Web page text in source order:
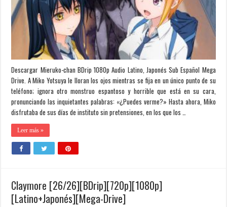
Descargar Mieruko-chan BDrip 1080p Audio Latino, Japonés Sub Español Mega
Drive. A Miko Yotsuya le lloran los ojos mientras se fija en un único punto de su
teléfono; ignora otro monstruo espantoso y horrible que está en su cara,
pronunciando las inquietantes palabras: «¿Puedes verme?» Hasta ahora, Miko
disfrutaba de sus días de instituto sin pretensiones, en los que los …
Leer más »
Claymore [26/26][BDrip][720p][1080p]
[Latino+Japonés][Mega-Drive]